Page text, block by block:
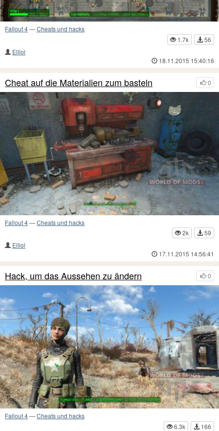
Fallout 4—Cheats und hacks
1.7k
56
Elllol
18.11.2015 15:40:16
0
Cheat auf die Materialien zum basteln
Fallout 4—Cheats und hacks
2k
59
Elllol
17.11.2015 14:56:41
0
Hack, um das Aussehen zu ändern
Fallout 4—Cheats und hacks
6.3k
166